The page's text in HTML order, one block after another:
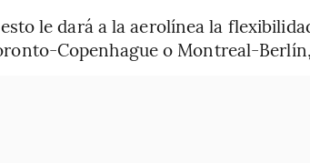
le dará a la aerolínea la
Copenhague o Montreal-